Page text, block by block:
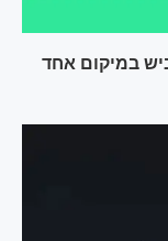
במיקום אחד